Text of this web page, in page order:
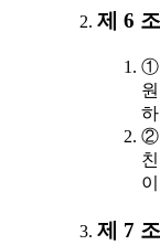
제 6
①
②
제 7